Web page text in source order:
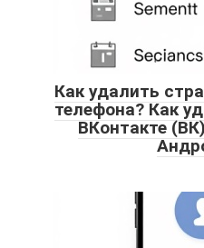
Как удалить
телефона? Как
ВКонтакте